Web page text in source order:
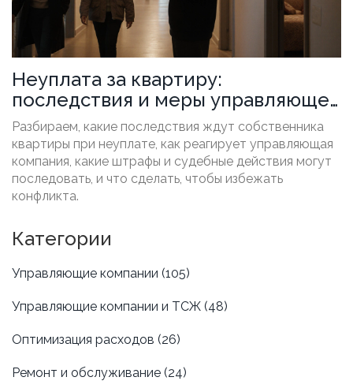
Неуплата за квартиру:
последствия и меры управляющей
компании
Разбираем, какие последствия ждут собственника
квартиры при неуплате, как реагирует управляющая
компания, какие штрафы и судебные действия могут
последовать, и что сделать, чтобы избежать
конфликта.
Категории
Управляющие компании (105)
Управляющие компании и ТСЖ (48)
Оптимизация расходов (26)
Ремонт и обслуживание (24)